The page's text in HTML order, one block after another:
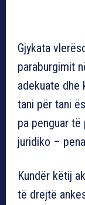
Gjykata
paraburgimit
adekuate dhe
tani për tani
pa penguar
juridiko –
Kundër këtij
të drejtë